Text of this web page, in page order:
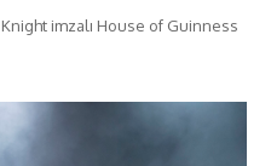
Knight imzalı House of Guinness